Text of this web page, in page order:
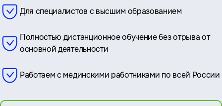
Для специалистов с высшим образованием
Полностью дистанционное обучение без отрыва от
основной деятельности
Работаем с мединскими работниками по всей России